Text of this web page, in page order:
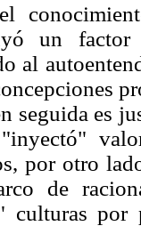
un factor
al
seguida es
por otro
de
culturas por